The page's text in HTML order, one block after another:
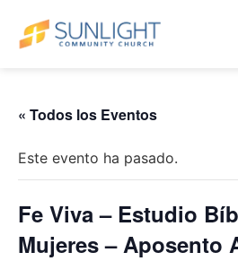
« Todos los Eventos
Este evento ha pasado.
Fe Viva – Estudio
Mujeres – Aposento